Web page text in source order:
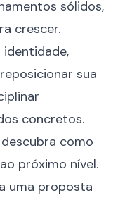
sólidos,
crescer.
sua
concretos.
como
próximo nível.
uma proposta